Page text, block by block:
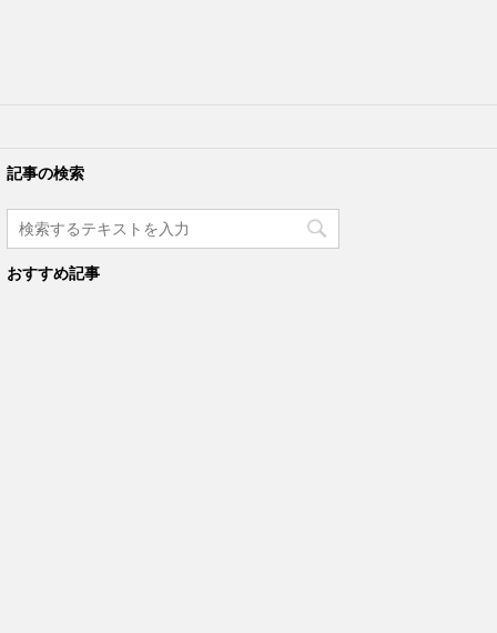
記事の検索
おすすめ記事